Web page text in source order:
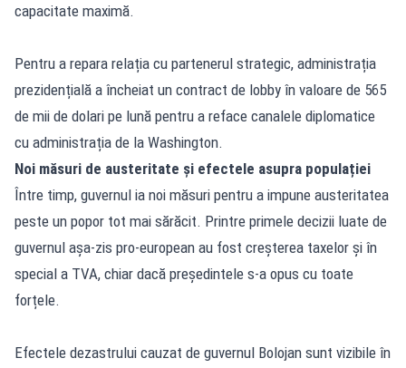
capacitate maximă.
Pentru a repara relația cu partenerul strategic, administrația
prezidențială a încheiat un contract de lobby în valoare de 565
de mii de dolari pe lună pentru a reface canalele diplomatice
cu administrația de la Washington.
Noi măsuri de austeritate și efectele asupra populației
Între timp, guvernul ia noi măsuri pentru a impune austeritatea
peste un popor tot mai sărăcit. Printre primele decizii luate de
guvernul așa-zis pro-european au fost creșterea taxelor și în
special a TVA, chiar dacă președintele s-a opus cu toate
forțele.
Efectele dezastrului cauzat de guvernul Bolojan sunt vizibile în